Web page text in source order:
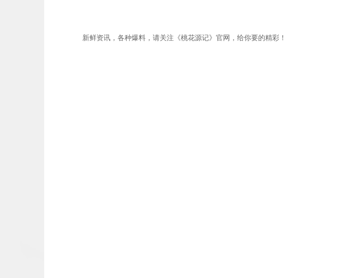
新鲜资讯，各种爆料，请关注《桃花源记》官网，给你要的精彩！